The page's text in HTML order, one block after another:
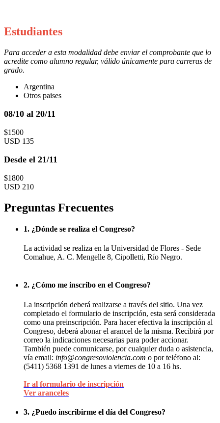
Estudiantes
Para acceder a esta modalidad debe enviar el comprobante que lo
acredite como alumno regular, válido únicamente para carreras de
grado.
Argentina
Otros paises
08/10 al 20/11
$1500
USD 135
Desde el 21/11
$1800
USD 210
Preguntas Frecuentes
1. ¿Dónde se realiza el Congreso?
La actividad se realiza en la Universidad de Flores - Sede
Comahue, A. C. Mengelle 8, Cipolletti, Río Negro.
2. ¿Cómo me inscribo en el Congreso?
La inscripción deberá realizarse a través del sitio. Una vez
completado el formulario de inscripción, esta será considerada
como una preinscripción. Para hacer efectiva la inscripción al
Congreso, deberá abonar el arancel de la misma. Recibirá por
correo la indicaciones necesarias para poder accionar.
También puede comunicarse, por cualquier duda o asistencia,
vía email: info@congresoviolencia.com o por teléfono al:
(5411) 5368 1391 de lunes a viernes de 10 a 16 hs.
Ir al formulario de inscripción
Ver aranceles
3. ¿Puedo inscribirme el día del Congreso?